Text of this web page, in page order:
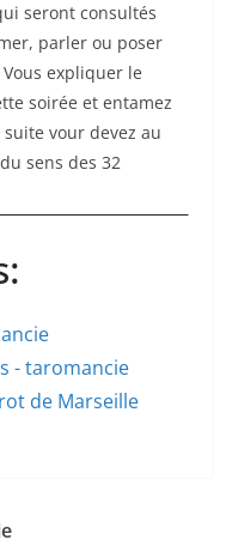
seront consultés
parler ou poser
expliquer le
soirée et entamez
vour devez au
sens des 32
- taromancie
de Marseille